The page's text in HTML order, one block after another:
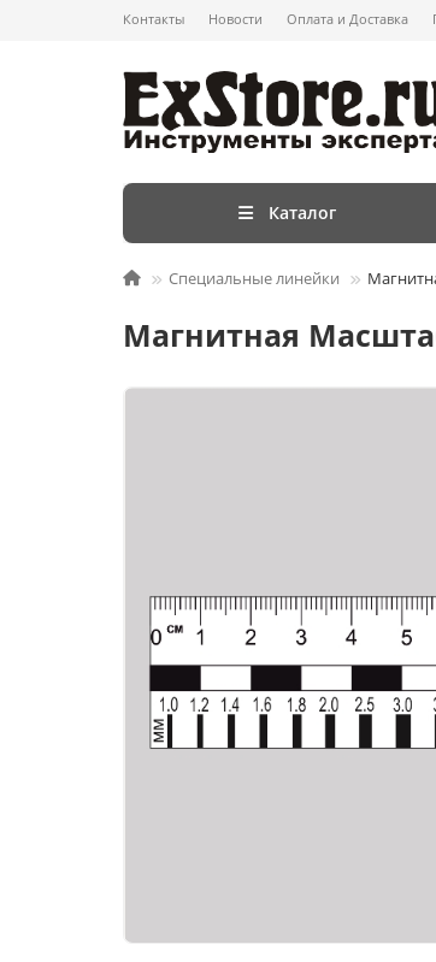
Контакты Новости Оплата и Доставка
Каталог
Специальные линейки
Магнитная